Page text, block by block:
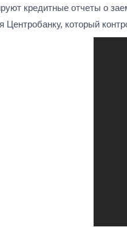
кредитные отчеты о
который